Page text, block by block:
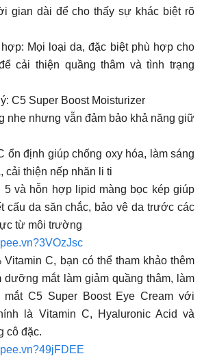
gian dài để cho thấy sự khác biệt rõ
Mọi loại da, đặc biệt phù hợp cho
cải thiện quầng thâm và tình trạng
C5 Super Boost Moisturizer
nhẹ nhưng vẫn đảm bảo khả năng giữ
ổn định giúp chống oxy hóa, làm sáng
cải thiện nếp nhăn li ti
5 và hỗn hợp lipid màng bọc kép giúp
cấu da săn chắc, bảo vệ da trước các
từ môi trường
Vitamin C, bạn có thể tham khảo thêm
dưỡng mắt làm giảm quầng thâm, làm
mắt C5 Super Boost Eye Cream với
là Vitamin C, Hyaluronic Acid và
cô đặc.